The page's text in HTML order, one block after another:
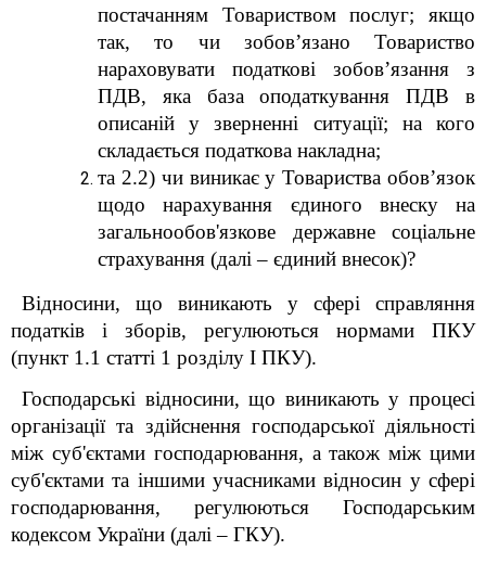
постачанням Товариствомпослуг; якщо
так, то чи зобов’язано Товариство
нараховувати податкові зобов’язання з
ПДВ, яка база оподаткування ПДВ в
описаній у зверненні ситуації; на кого
складається податкова накладна;
та 2.2) чи виникає у Товариства обов’язок
щодо нарахування єдиного внеску на
загальнообов'язкове державне соціальне
страхування (далі – єдиний внесок)?
Відносини, що виникають у сфері справляння
податків і зборів, регулюються нормами ПКУ
(пункт 1.1 статті 1 розділу І ПКУ).
Господарські відносини, що виникають у процесі
організації та здійснення господарської діяльності
між суб'єктами господарювання, а також між цими
суб'єктами та іншими учасниками відносин у сфері
господарювання, регулюються Господарським
кодексом України (далі – ГКУ).